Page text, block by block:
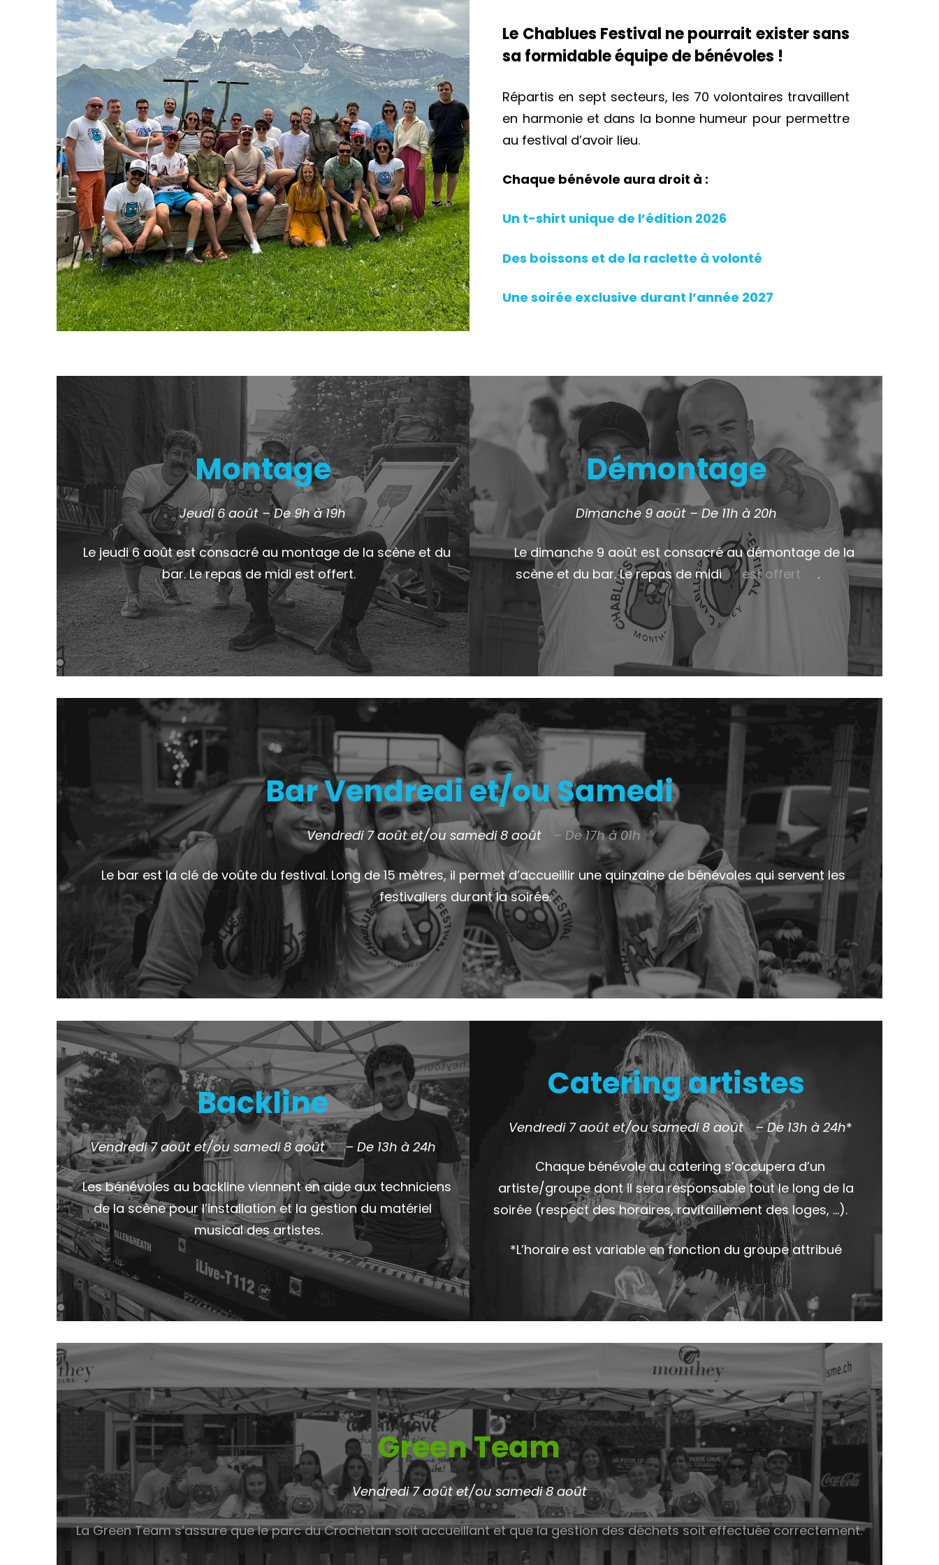
Le Chablues Festival ne pourrait exister sans
sa formidable équipe de bénévoles !
Répartis en sept secteurs, les 70 volontaires travaillent
en harmonie et dans la bonne humeur pour permettre
au festival d’avoir lieu.
Chaque bénévole aura droit à :
Un t-shirt unique de l’édition 2026
Des boissons et de la raclette à volonté
Une soirée exclusive durant l’année 2027
Montage
Jeudi 6 août – De 9h à 19h
Le jeudi 6 août est consacré au montage de la scène et du
bar. Le repas de midi est offert.
Démontage
Dimanche 9 août – De 11h à 20h
Le dimanche 9 août est consacré au démontage de la
scène et du bar. Le repas de midi
est offert .
Bar Vendredi et/ou Samedi
Vendredi 7 août et/ou samedi 8 août – De 17h à 01h
Le bar est la clé de voûte du festival. Long de 15 mètres, il permet d’accueillir une quinzaine de bénévoles qui servent les
festivaliers durant la soirée.
Backline
Vendredi 7 août et/ou samedi 8 août – De 13h à 24h
Les bénévoles au backline viennent en aide aux techniciens
de la scène pour l’installation et la gestion du matériel
musical des artistes.
Catering artistes
Vendredi 7 août et/ou samedi 8 août – De 13h à 24h*
Chaque bénévole au catering s’occupera d’un
artiste/groupe dont il sera responsable tout le long de la
soirée (respect des horaires, ravitaillement des loges, …).
*L’horaire est variable en fonction du groupe attribué
Green Team
Vendredi 7 août et/ou samedi 8 août
La Green Team s’assure que le parc du Crochetan soit accueillant et que la gestion des déchets soit effectuée correctement.